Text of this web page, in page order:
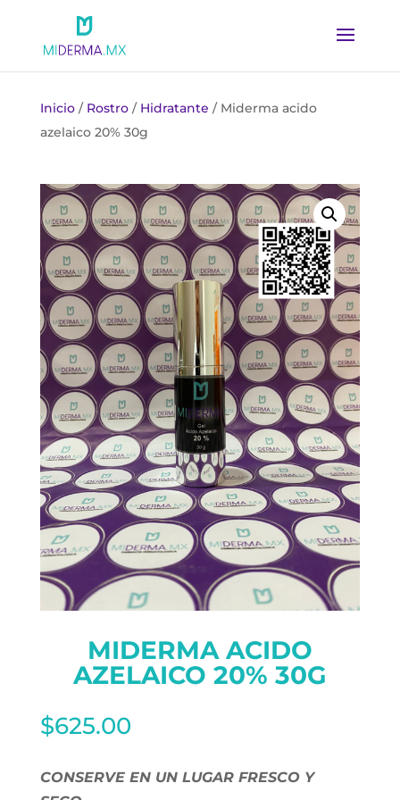
Inicio/ Rostro/ Hidratante / Miderma acido
azelaico 20% 30g
MIDERMA ACIDO
AZELAICO 20% 30G
$625.00
CONSERVE EN UN LUGAR FRESCO Y